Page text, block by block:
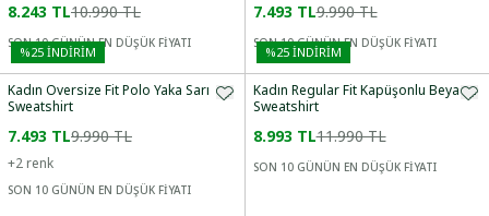
8.243 TL10.990 TL
SON 10 GÜNÜN EN DÜŞÜK FİYATI
7.493 TL9.990 TL
SON 10 GÜNÜN EN DÜŞÜK FİYATI
%25 İNDİRİM
Kadın Oversize Fit Polo Yaka Sarı
Sweatshirt
7.493 TL9.990 TL
+2 renk
SON 10 GÜNÜN EN DÜŞÜK FİYATI
%25İNDİRİM
Kadın Regular Fit Kapüşonlu Beyaz
Sweatshirt
8.993 TL11.990 TL
SON 10 GÜNÜN EN DÜŞÜK FİYATI